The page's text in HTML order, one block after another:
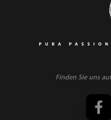
Finden Sie uns